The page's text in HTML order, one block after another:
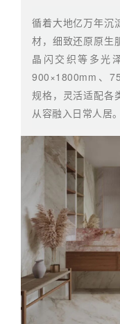
循着大地亿万年沉
材，细致还原原生
晶闪交织等多光
900×1800mm、
规格，灵活适配各
从容融入日常人居。